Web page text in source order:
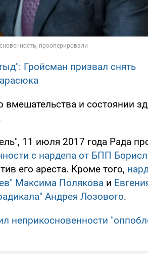
Гройсман призвал снять
вмешательства и состоянии
11 июля 2017 года Рада
с нардепа от БПП
его ареста. Кроме того,
Максима Полякова и
Андрея Лозового.
неприкосновенности